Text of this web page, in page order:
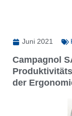
Juni 2021
Campagnol
der